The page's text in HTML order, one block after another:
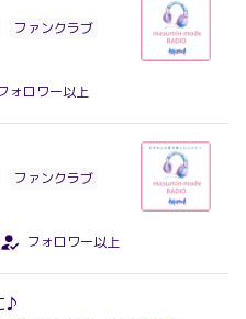
ファンクラブ
ォロワー以上
ファンクラブ
フォロワー以上
♪